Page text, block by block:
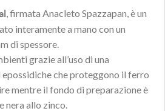
, firmata Anacleto Spazzapan, è un
interamente a mano con un
di spessore.
grazie all’uso di una
che proteggono il ferro
mentre il fondo di preparazione è
nera allo zinco.